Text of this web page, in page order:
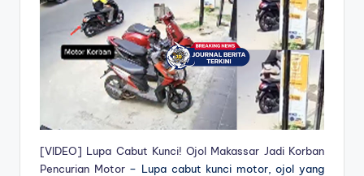
[VIDEO] Lupa Cabut Kunci! Ojol Makassar Jadi Korban
Pencurian Motor– Lupa cabut kunci motor, ojol yang